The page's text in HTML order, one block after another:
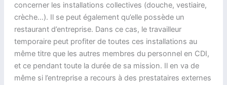
concerner les installations collectives (douche, vestiaire,
crèche…). Il se peut également qu’elle possède un
restaurant d’entreprise. Dans ce cas, le travailleur
temporaire peut profiter de toutes ces installations au
même titre que les autres membres du personnel en CDI,
et ce pendant toute la durée de sa mission. Il en va de
même si l’entreprise a recours à des prestataires externes